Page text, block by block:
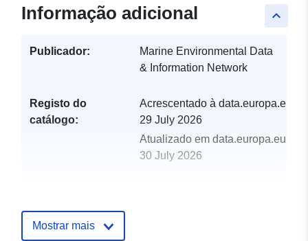
keyboard_arrow_up
Informação adicional
Publicador:
Marine Environmental Data
& Information Network
Registo do
catálogo:
Acrescentado à data.europa.eu:
29 July 2026
Atualizado em data.europa.eu:
30 July 2026
Mostrar mais